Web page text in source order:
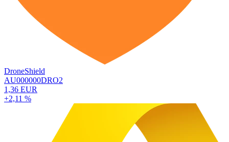
DroneShield
AU000000DRO2
1,36 EUR
+2,11 %